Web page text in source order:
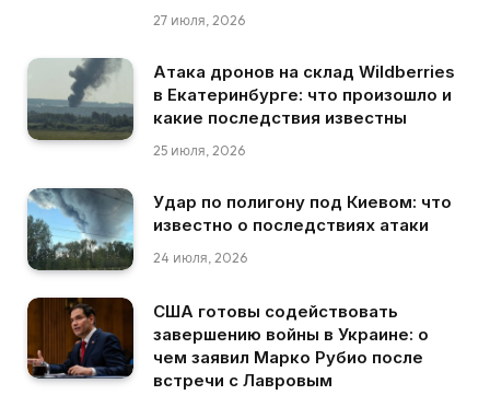
27 июля, 2026
Атака дронов на склад Wildberries
в Екатеринбурге: что произошло и
какие последствия известны
25 июля, 2026
Удар по полигону под Киевом: что
известно о последствиях атаки
24 июля, 2026
США готовы содействовать
завершению войны в Украине: о
чем заявил Марко Рубио после
встречи с Лавровым